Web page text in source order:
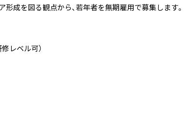
形成を図る観点から、若年者を無期雇用で募集します。
レベル可）